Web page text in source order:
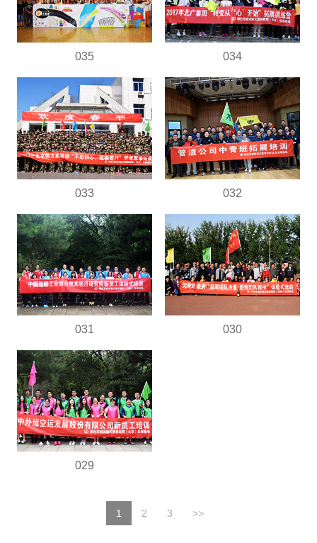
035 034
033 032
031 030
029
1 2 3 >>